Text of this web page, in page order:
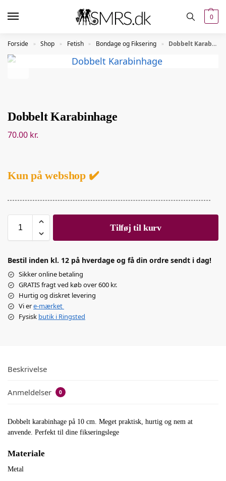
0
Forside » Shop » Fetish » Bondage og Fiksering » Dobbelt Karabinhage
Dobbelt Karabinhage
70.00 kr.
Kun på webshop ✔️
Tilføj til kurv
Bestil inden kl. 12 på hverdage og få din ordre sendt i dag!
Sikker online betaling
GRATIS fragt ved køb over 600 kr.
Hurtig og diskret levering
Vi ere-mærket
Fysisk butik i Ringsted
Beskrivelse
Anmeldelser 0
Dobbelt karabinhage på 10 cm. Meget praktisk, hurtig og nem at
anvende. Perfekt til dine fikseringslege
Materiale
Metal